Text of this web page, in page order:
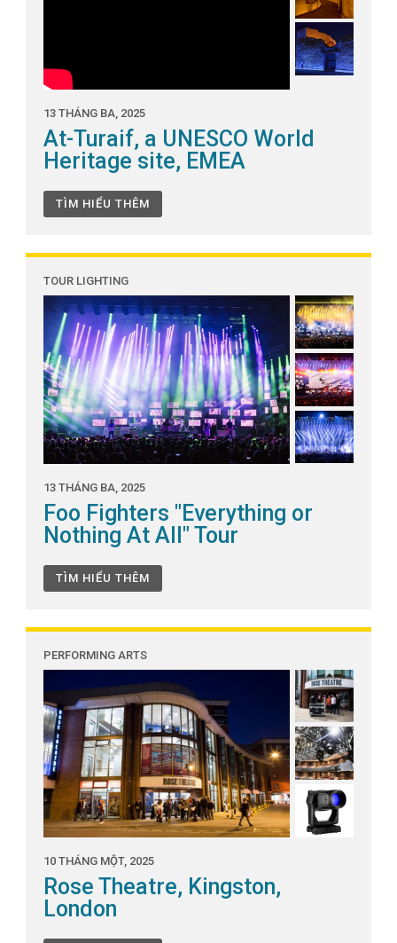
13 THÁNG BA, 2025
At-Turaif, a UNESCO World
Heritage site, EMEA
TÌM HIỂU THÊM
TOUR LIGHTING
13 THÁNG BA, 2025
Foo Fighters "Everything or
Nothing At All" Tour
TÌM HIỂU THÊM
PERFORMING ARTS
10 THÁNG MỘT, 2025
Rose Theatre, Kingston,
London